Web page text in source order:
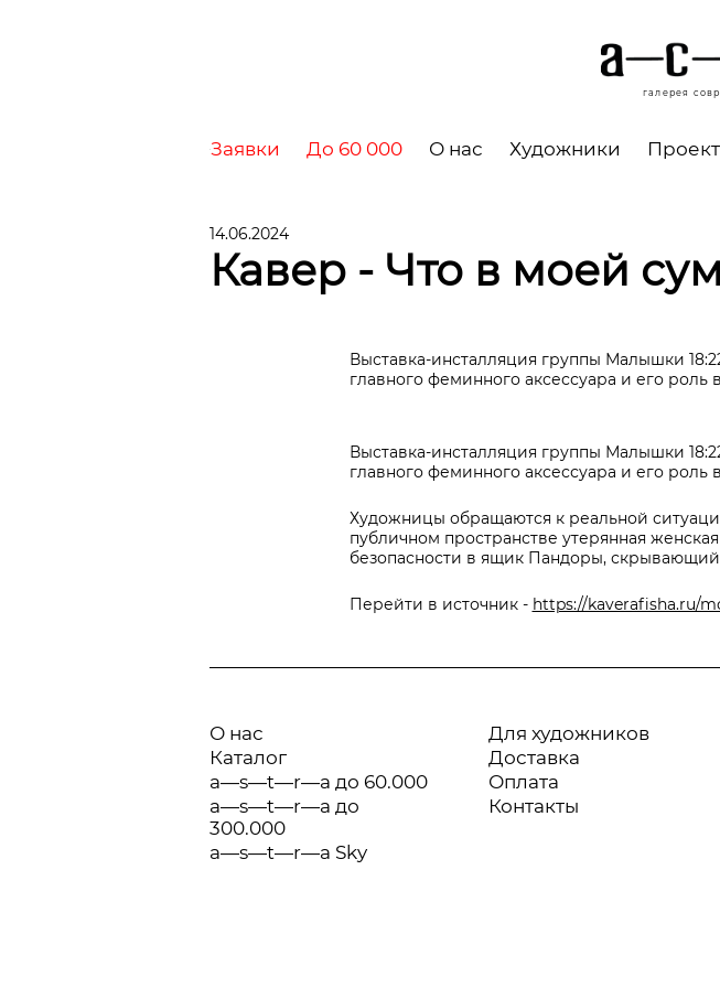
галерея
Заявки До 60 000 О нас Художники
14.06.2024
Кавер - Что в моей
Выставка-инсталляция группы Малышки
главного феминного аксессуара и его
Выставка-инсталляция группы Малышки
главного феминного аксессуара и его
Художницы обращаются к реальной
публичном пространстве утерянная
безопасности в ящик Пандоры, скрывающий
Перейти в источник - https://kaverafisha.ru/
О нас
Каталог
a—s—t—r—a до 60.000
a—s—t—r—a до
300.000
a—s—t—r—a Sky
Для художников
Доставка
Оплата
Контакты